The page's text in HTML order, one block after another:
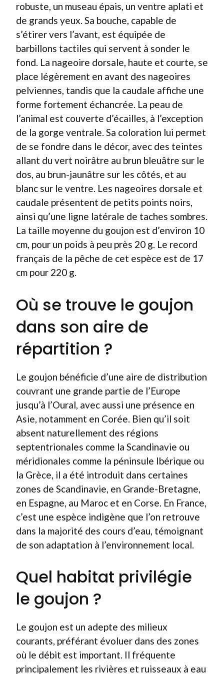
robuste, un museau épais, un ventre aplati et
de grands yeux. Sa bouche, capable de
s’étirer vers l’avant, est équipée de
barbillons tactiles qui servent à sonder le
fond. La nageoire dorsale, haute et courte, se
place légèrement en avant des nageoires
pelviennes, tandis que la caudale affiche une
forme fortement échancrée. La peau de
l’animal est couverte d’écailles, à l’exception
de la gorge ventrale. Sa coloration lui permet
de se fondre dans le décor, avec des teintes
allant du vert noirâtre au brun bleuâtre sur le
dos, au brun-jaunâtre sur les côtés, et au
blanc sur le ventre. Les nageoires dorsale et
caudale présentent de petits points noirs,
ainsi qu’une ligne latérale de taches sombres.
La taille moyenne du goujon est d’environ 10
cm, pour un poids à peu près 20 g. Le record
français de la pêche de cet espèce est de 17
cm pour 220 g.
Où se trouve le goujon
dans son aire de
répartition ?
Le goujon bénéficie d’une aire de distribution
couvrant une grande partie de l’Europe
jusqu’à l’Oural, avec aussi une présence en
Asie, notamment en Corée. Bien qu’il soit
absent naturellement des régions
septentrionales comme la Scandinavie ou
méridionales comme la péninsule Ibérique ou
la Grèce, il a été introduit dans certaines
zones de Scandinavie, en Grande-Bretagne,
en Espagne, au Maroc et en Corse. En France,
c’est une espèce indigène que l’on retrouve
dans la majorité des cours d’eau, témoignant
de son adaptation à l’environnement local.
Quel habitat privilégie
le goujon ?
Le goujon est un adepte des milieux
courants, préférant évoluer dans des zones
où le débit est important. Il fréquente
principalement les rivières et ruisseaux à eau